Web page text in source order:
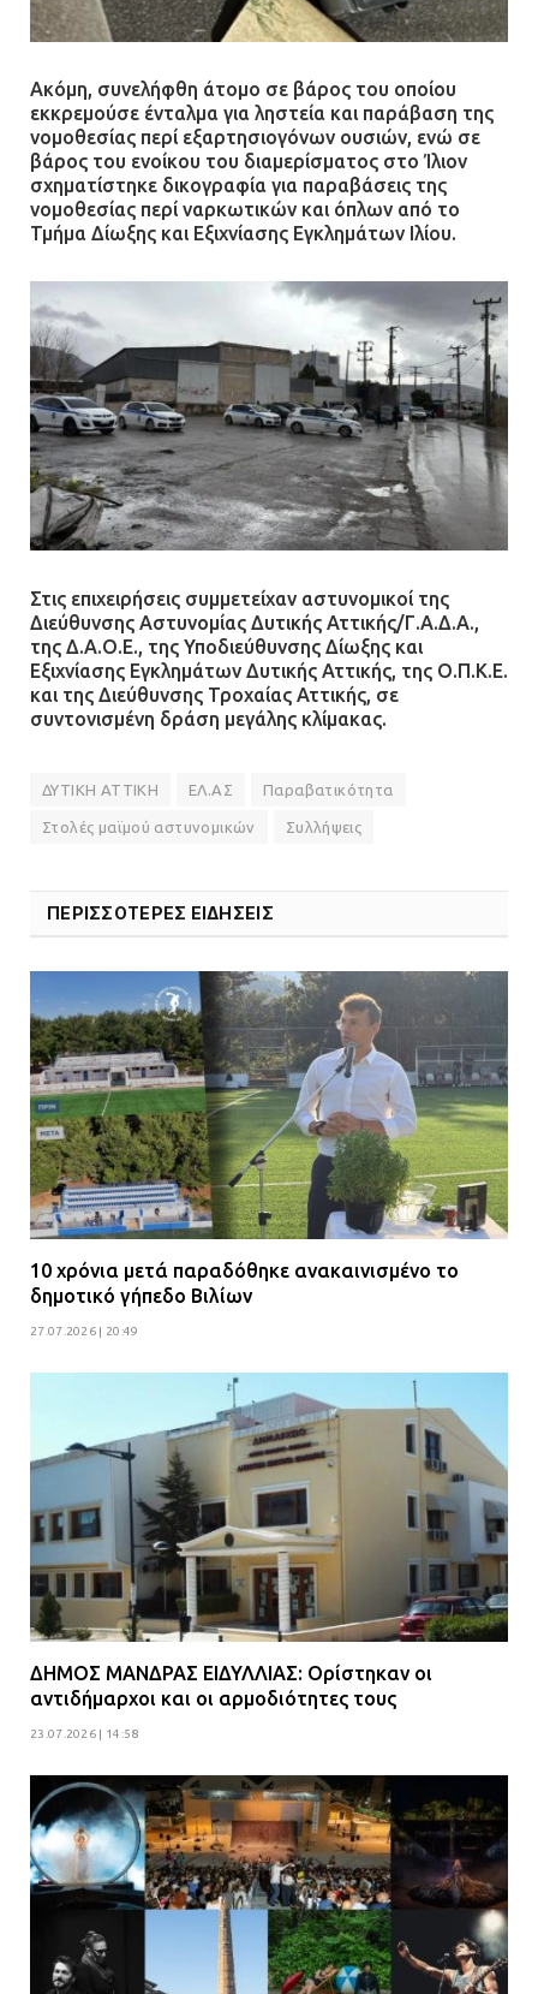
Ακόμη, συνελήφθη άτομο σε βάρος του οποίου
εκκρεμούσε ένταλμα για ληστεία και παράβαση της
νομοθεσίας περί εξαρτησιογόνων ουσιών, ενώ σε
βάρος του ενοίκου του διαμερίσματος στο Ίλιον
σχηματίστηκε δικογραφία για παραβάσεις της
νομοθεσίας περί ναρκωτικών και όπλων από το
Τμήμα Δίωξης και Εξιχνίασης Εγκλημάτων Ιλίου.
Στις επιχειρήσεις συμμετείχαν αστυνομικοί της
Διεύθυνσης Αστυνομίας Δυτικής Αττικής/Γ.Α.Δ.Α.,
της Δ.Α.Ο.Ε., της Υποδιεύθυνσης Δίωξης και
Εξιχνίασης Εγκλημάτων Δυτικής Αττικής, της Ο.Π.Κ.Ε.
και της Διεύθυνσης Τροχαίας Αττικής, σε
συντονισμένη δράση μεγάλης κλίμακας.
ΔΥΤΙΚΗ ΑΤΤΙΚΗ ΕΛ.ΑΣ Παραβατικότητα
Στολές μαϊμού αστυνομικών Συλλήψεις
ΠΕΡΙΣΣΟΤΕΡΕΣ ΕΙΔΗΣΕΙΣ
10 χρόνια μετά παραδόθηκε ανακαινισμένο το
δημοτικό γήπεδο Βιλίων
27.07.2026 | 20:49
ΔΗΜΟΣ ΜΑΝΔΡΑΣ ΕΙΔΥΛΛΙΑΣ: Ορίστηκαν οι
αντιδήμαρχοι και οι αρμοδιότητες τους
23.07.2026 | 14:58